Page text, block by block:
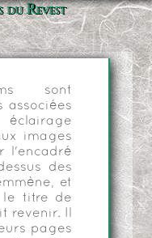
du Revest
sont
associées
images
l'encadré
des
et
le titre de
revenir. Il
pages